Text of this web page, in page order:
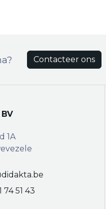
Contacteer ons
1A
74 51 43